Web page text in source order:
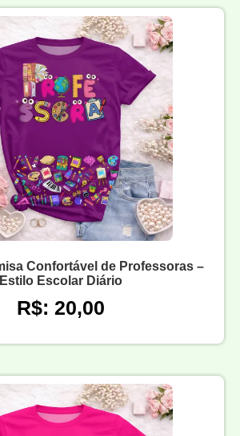
Confortável de Professoras –
Estilo Escolar Diário
R$: 20,00